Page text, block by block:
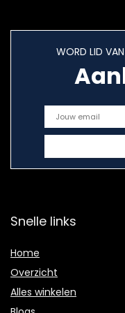
WORD LID
Snelle links
Home
Overzicht
Alles winkelen